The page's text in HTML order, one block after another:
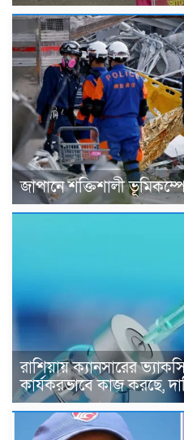
জাপানে শক্তিশালী
রাশিয়ায় ক্যানসারের
কার্যকরভাবে কাজ করছে,